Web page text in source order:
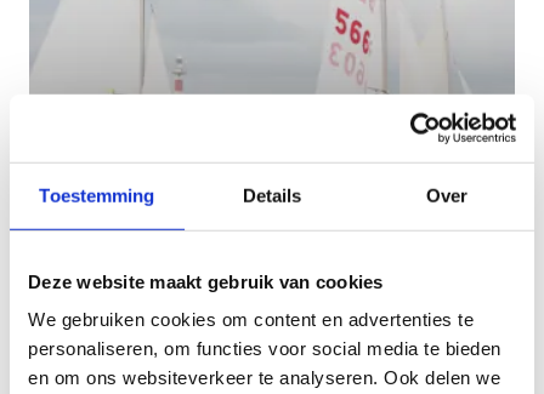
Toestemming Details Over
Deze website maakt gebruik van cookies
We gebruiken cookies om content en advertenties te
personaliseren, om functies voor social media te bieden
en om ons websiteverkeer te analyseren. Ook delen we
Examen A-brevet
zowel het theoretisch en/of praktijkexamen.